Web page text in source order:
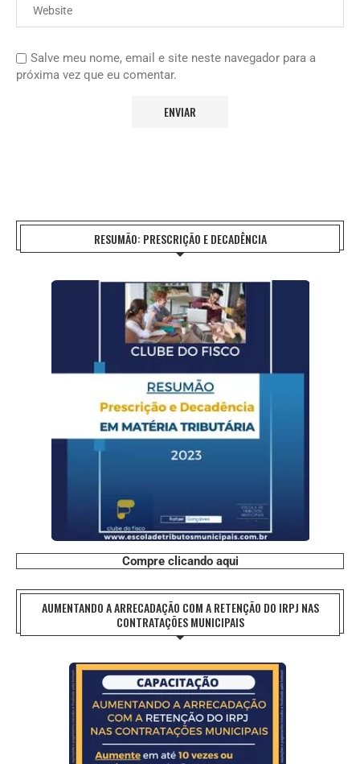
Salve meu nome, email e site neste navegador para a
próxima vez que eu comentar.
RESUMÃO: PRESCRIÇÃO E DECADÊNCIA
Compre clicando aqui
AUMENTANDO A ARRECADAÇÃO COM A RETENÇÃO DO IRPJ NAS
CONTRATAÇÕES MUNICIPAIS